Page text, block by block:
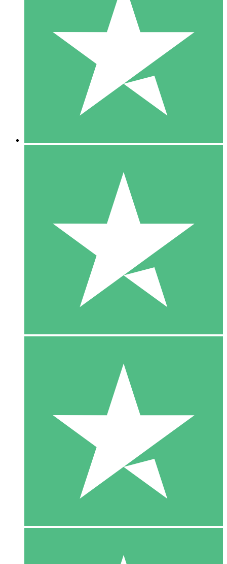
Paquetes de Créditos Individuales
Paga según el uso con créditos de descarga. Sin compromiso
10 00
10 Descargas
20 00